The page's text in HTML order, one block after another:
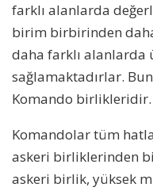
farklı alanlarda
birim birbirinden
daha farklı alanlarda
sağlamaktadırlar.
Komando birlikleridir.
Komandolar tüm
askeri birliklerinden
askeri birlik, yüksek